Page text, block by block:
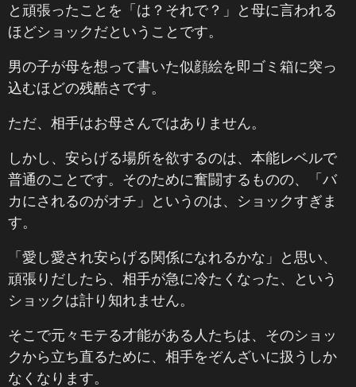
と頑張ったことを「は？それで？」と母に言われる
ほどショックだということです。
男の子が母を想って書いた似顔絵を即ゴミ箱に突っ
込むほどの残酷さです。
ただ、相手はお母さんではありません。
しかし、安らげる場所を欲するのは、本能レベルで
普通のことです。そのために奮闘するものの、「バ
カにされるのがオチ」というのは、ショックすぎま
す。
「愛し愛され安らげる関係になれるかな」と思い、
頑張りだしたら、相手が急に冷たくなった、という
ショックは計り知れません。
そこで元々モテる才能がある人たちは、そのショッ
クから立ち直るために、相手をぞんざいに扱うしか
なくなります。